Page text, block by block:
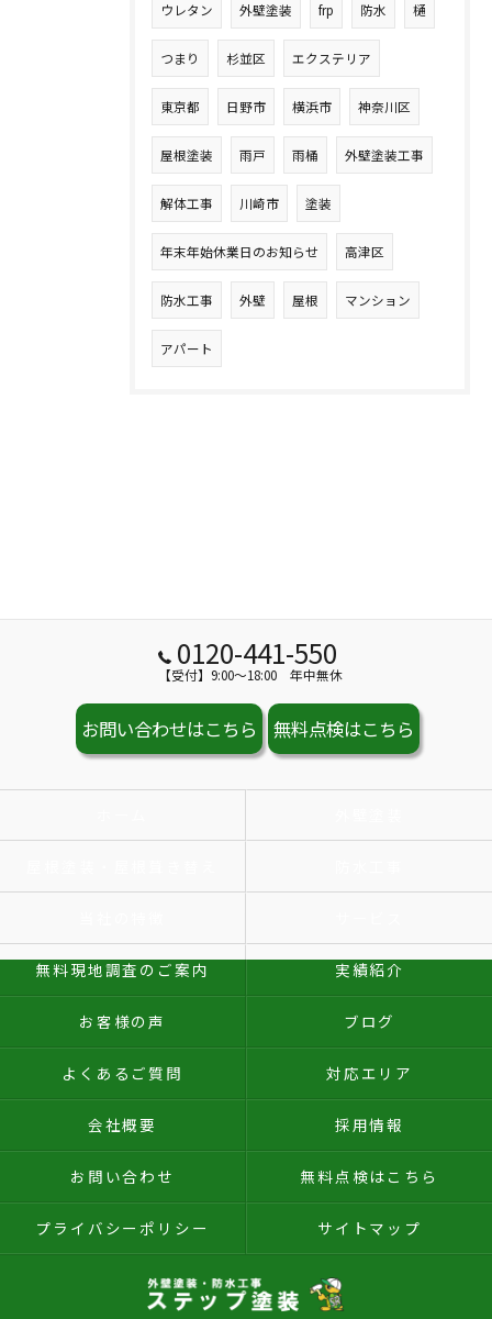
ウレタン 外壁塗装 frp 防水 樋
つまり 杉並区 エクステリア
東京都 日野市 横浜市 神奈川区
屋根塗装 雨戸 雨桶 外壁塗装工事
解体工事 川崎市 塗装
年末年始休業日のお知らせ 高津区
防水工事 外壁 屋根 マンション
アパート
0120-441-550
【受付】9:00～18:00 年中無休
お問い合わせはこちら 無料点検はこちら
無料現地調査のご案内 実績紹介
お客様の声 ブログ
よくあるご質問 対応エリア
会社概要 採用情報
お問い合わせ 無料点検はこちら
プライバシーポリシー サイトマップ